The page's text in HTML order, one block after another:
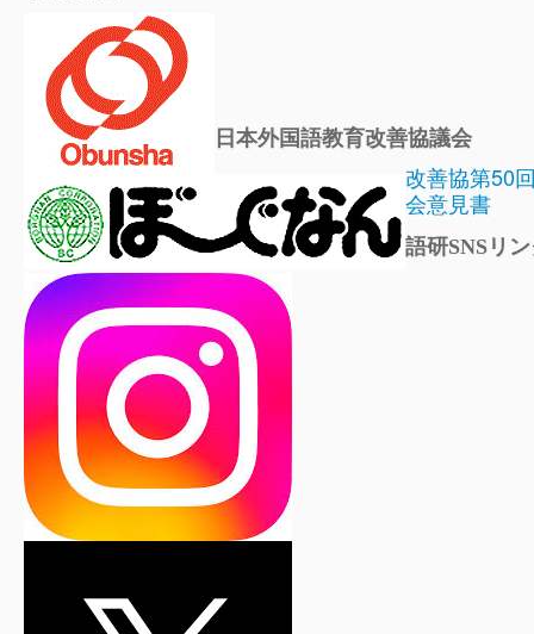
日本外国語教育改善協議会
改善協第50
会意見書
語研SNSリ